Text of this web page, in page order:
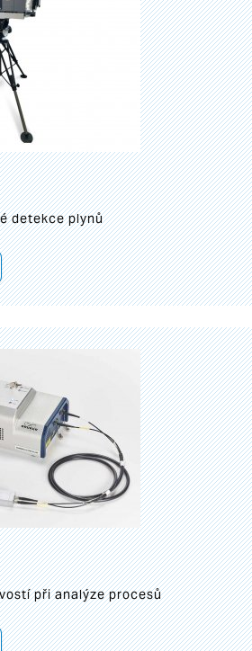
detekce plynů
při analýze procesů